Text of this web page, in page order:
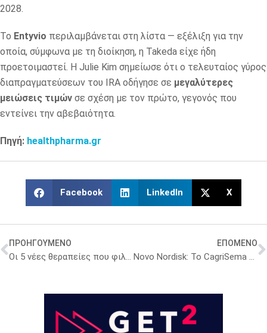
2028.
Το Entyvio περιλαμβάνεται στη λίστα — εξέλιξη για την
οποία, σύμφωνα με τη διοίκηση, η Takeda είχε ήδη
προετοιμαστεί. Η Julie Kim σημείωσε ότι ο τελευταίος γύρος
διαπραγματεύσεων του IRA οδήγησε σε μεγαλύτερες
μειώσεις τιμών σε σχέση με τον πρώτο, γεγονός που
εντείνει την αβεβαιότητα.
Πηγή: healthpharma.gr
Facebook LinkedIn X
ΠΡΟΗΓΟΥΜΕΝΟ
Οι 5 νέες θεραπείες που φιλοδοξούν να αλλάξουν τη νόσο Πάρκινσον
ΕΠΟΜΕΝΟ
Novo Nordisk: Το CagriSema ξεπερνά το Wegovy – Μελέτη φάσης 3